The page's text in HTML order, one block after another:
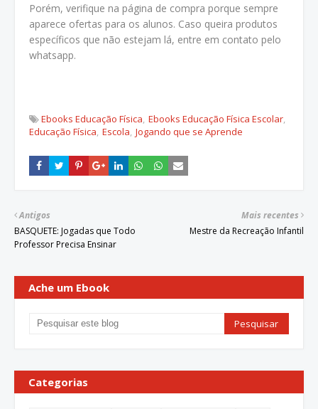
Porém, verifique na página de compra porque sempre
aparece ofertas para os alunos. Caso queira produtos
específicos que não estejam lá, entre em contato pelo
whatsapp.
Ebooks Educação Física Ebooks Educação Física Escolar
Educação Física Escola Jogando que se Aprende
Mais recentes
Mestre da Recreação Infantil
Antigos
BASQUETE: Jogadas que Todo
Professor Precisa Ensinar
Ache um Ebook
Categorias